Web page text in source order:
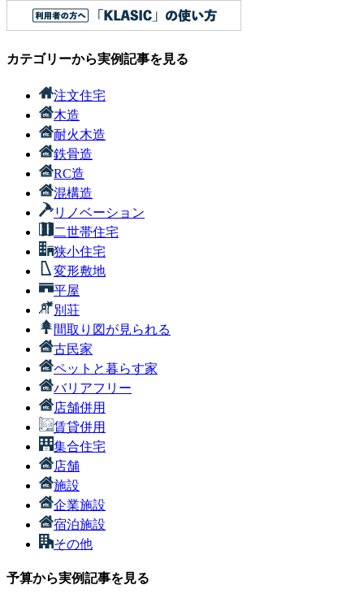
カテゴリーから実例記事を見る
注文住宅
木造
耐火木造
鉄骨造
RC造
混構造
リノベーション
二世帯住宅
狭小住宅
変形敷地
平屋
別荘
間取り図が見られる
古民家
ペットと暮らす家
バリアフリー
店舗併用
賃貸併用
集合住宅
店舗
施設
企業施設
宿泊施設
その他
予算から実例記事を見る